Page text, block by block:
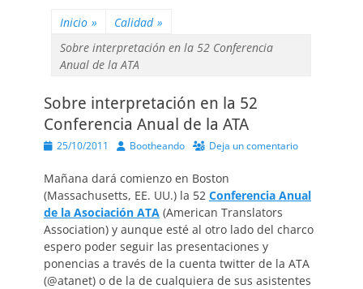
Inicio » Calidad »
Sobre interpretación en la 52 Conferencia
Anual de la ATA
Sobre interpretación en la 52
Conferencia Anual de la ATA
Publicado
25/10/2011 AutorBootheando Deja un comentario
Mañana dará comienzo en Boston
(Massachusetts, EE. UU.) la 52 Conferencia Anual
de la Asociación ATA (American Translators
Association) y aunque esté al otro lado del charco
espero poder seguir las presentaciones y
ponencias a través de la cuenta twitter de la ATA
(@atanet) o de la de cualquiera de sus asistentes